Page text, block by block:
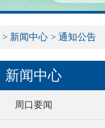
> 新闻中心 > 通知公告
新闻中心
周口要闻